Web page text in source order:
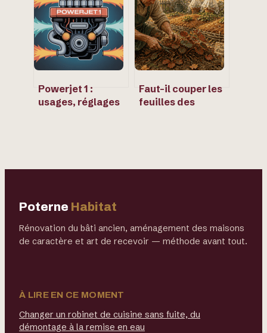
estimer votre
budget
usages d’un arbre
d’ornement au
charme unique
Powerjet 1 :
usages, réglages
Faut-il couper les
feuilles des
Poterne Habitat
Rénovation du bâti ancien, aménagement des maisons
de caractère et art de recevoir — méthode avant tout.
À LIRE EN CE MOMENT
Changer un robinet de cuisine sans fuite, du
démontage à la remise en eau